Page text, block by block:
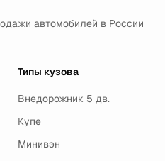
автомобилей в России
Типы кузова
Внедорожник 5 дв.
Купе
Минивэн